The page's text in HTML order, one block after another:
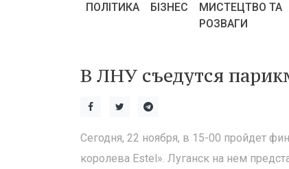
ПОЛІТИКА БІЗНЕС
МИСТЕЦТВО ТА
РОЗВАГИ
В ЛНУ съедутся
Сегодня, 22 ноября, в 15-00 пройдет
королева Estel». Луганск на нем